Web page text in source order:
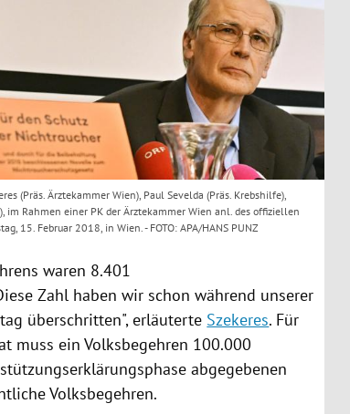
(Präs. Ärztekammer Wien), Paul Sevelda (Präs. Krebshilfe),
Rahmen einer PK der Ärztekammer Wien anl. des offiziellen
15. Februar 2018, in Wien. - FOTO: APA/HANS PUNZ
waren 8.401
Zahl haben wir schon während unserer
überschritten", erläuterte Szekeres. Für
muss einVolksbegehren 100.000
abgegebenen
Volksbegehren.